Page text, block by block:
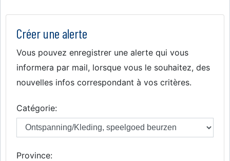
Créer une alerte
Vous pouvez enregistrer une alerte qui vous
informera par mail, lorsque vous le souhaitez, des
nouvelles infos correspondant à vos critères.
Catégorie:
Province: